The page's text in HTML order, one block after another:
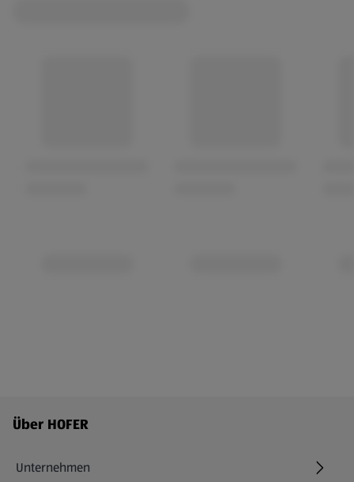
Fußzeilenmenü - weitere Links
Über HOFER
Unternehmen